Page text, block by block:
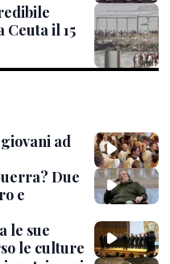
Ceuta il 15
ad
Due
e
le sue
le culture